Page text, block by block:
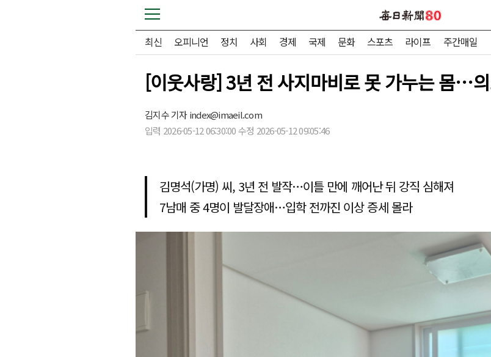
최신 오피니언 정치 사회 경제 국제 문화 스포츠 라이프 주간매일
[이웃사랑] 3년 전 사지마비로 못 가누는 몸…
김지수 기자index@imaeil.com
입력 2026-05-12 06:30:00 수정 2026-05-12 09:05:46
김명석(가명) 씨, 3년 전 발작…이틀 만에 깨어난 뒤 강직 심해져
7남매 중 4명이 발달장애…입학 전까진 이상 증세 몰라